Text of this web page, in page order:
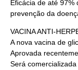
Eficácia de até 97%
prevenção da
VACINA ANTI-
A nova vacina de
Aprovada
Será